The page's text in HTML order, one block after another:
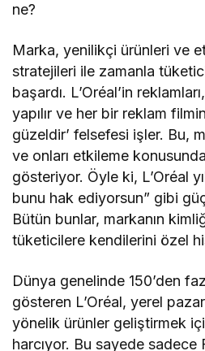
ne?
Marka, yenilikçi ürünleri ve
stratejileri ile zamanla
başardı. L’Oréal’in
yapılır ve her bir reklam
güzeldir’ felsefesi işler. Bu,
ve onları etkileme
gösteriyor. Öyle ki, L’Oréal
bunu hak ediyorsun” gibi
Bütün bunlar, markanın
tüketicilere kendilerini özel
Dünya genelinde 150’den
gösteren L’Oréal, yerel
yönelik ürünler geliştirmek
harcıyor. Bu sayede sadece